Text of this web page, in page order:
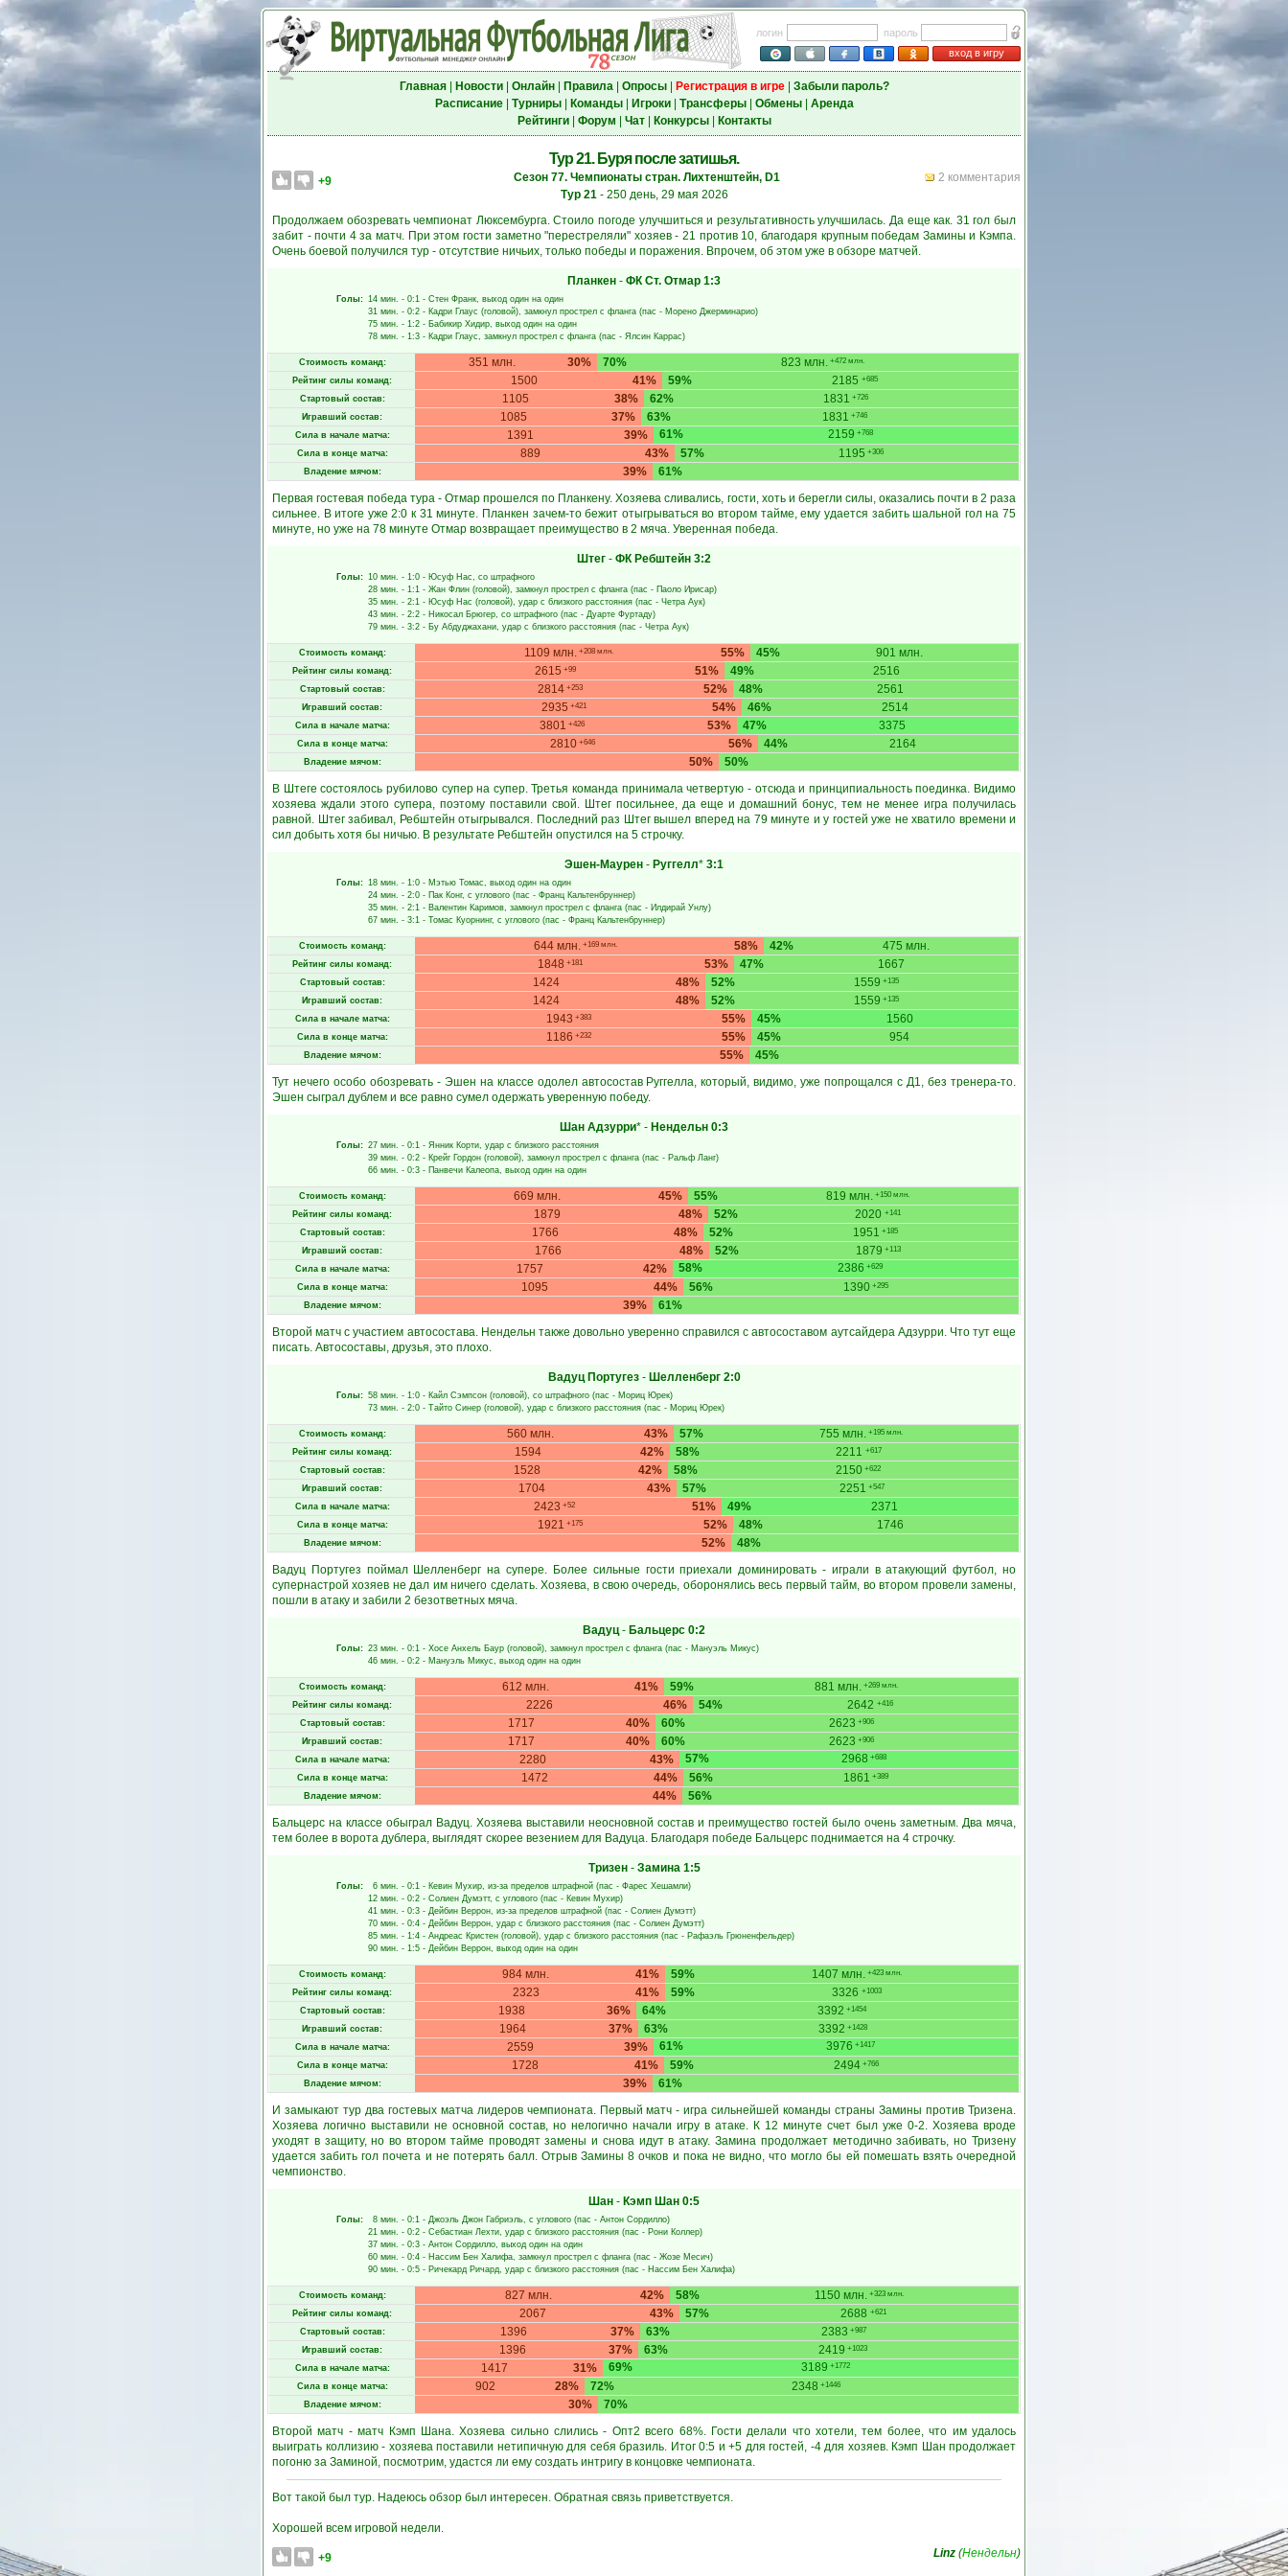
логин
пароль
вход в игру
Главная| Новости| Онлайн| Правила| Опросы| Регистрация в игре| Забыли пароль?
Расписание| Турниры| Команды| Игроки| Трансферы| Обмены| Аренда
Рейтинги| Форум Чат| Конкурсы| Контакты
Тур 21. Буря после затишья.
+9 2 комментария
Сезон 77. Чемпионаты стран. Лихтенштейн, D1
Тур 21- 250 день, 29 мая 2026
Продолжаем обозревать чемпионат Люксембурга. Стоило погоде улучшиться и результативность улучшилась. Да еще как. 31 гол был
забит - почти 4 за матч. При этом гости заметно "перестреляли" хозяев - 21 против 10, благодаря крупным победам Замины и Кэмпа.
Очень боевой получился тур - отсутствие ничьих, только победы и поражения. Впрочем, об этом уже в обзоре матчей.
Планкен - ФК Ст. Отмар 1:3
Голы: 14 мин. - 0:1 - Стен Франк, выход один на один
31 мин. - 0:2 - Кадри Глаус (головой), замкнул прострел с фланга (пас - Морено Джерминарио)
75 мин. - 1:2 - Бабикир Хидир, выход один на один
78 мин. - 1:3 - Кадри Глаус, замкнул прострел с фланга (пас - Ялсин Каррас)
Стоимость команд: 30%
351 млн. 70% 823 млн. +472 млн.
Рейтинг силы команд: 41%
1500 59% 2185 +685
Стартовый состав: 38%
1105 62% 1831 +726
Игравший состав: 37%
1085 63% 1831 +746
Сила в начале матча: 39%
1391 61% 2159 +768
Сила в конце матча: 43%
889 57% 1195 +306
Владение мячом: 39%
61%
Первая гостевая победа тура - Отмар прошелся по Планкену. Хозяева сливались, гости, хоть и берегли силы, оказались почти в 2 раза
сильнее. В итоге уже 2:0 к 31 минуте. Планкен зачем-то бежит отыгрываться во втором тайме, ему удается забить шальной гол на 75
минуте, но уже на 78 минуте Отмар возвращает преимущество в 2 мяча. Уверенная победа.
Штег - ФК Ребштейн 3:2
Голы: 10 мин. - 1:0 - Юсуф Нас, со штрафного
28 мин. - 1:1 - Жан Флин (головой), замкнул прострел с фланга (пас - Паоло Ирисар)
35 мин. - 2:1 - Юсуф Нас (головой), удар с близкого расстояния (пас - Четра Аук)
43 мин. - 2:2 - Никосал Брюгер, со штрафного (пас - Дуарте Фуртаду)
79 мин. - 3:2 - Бу Абдуджахани, удар с близкого расстояния (пас - Четра Аук)
Стоимость команд: 55%
1109 млн. +208 млн. 45% 901 млн.
Рейтинг силы команд: 51%
2615 +99 49% 2516
Стартовый состав: 52%
2814 +253 48% 2561
Игравший состав: 54%
2935 +421 46% 2514
Сила в начале матча: 53%
3801 +426 47% 3375
Сила в конце матча: 56%
2810+646 44% 2164
Владение мячом: 50%
50%
В Штеге состоялось рубилово супер на супер. Третья команда принимала четвертую - отсюда и принципиальность поединка. Видимо
хозяева ждали этого супера, поэтому поставили свой. Штег посильнее, да еще и домашний бонус, тем не менее игра получилась
равной. Штег забивал, Ребштейн отыгрывался. Последний раз Штег вышел вперед на 79 минуте и у гостей уже не хватило времени и
сил добыть хотя бы ничью. В результате Ребштейн опустился на 5 строчку.
Эшен-Маурен - Руггелл* 3:1
Голы: 18 мин. - 1:0 - Мэтью Томас, выход один на один
24 мин. - 2:0 - Пак Конг, с углового (пас - Франц Кальтенбруннер)
35 мин. - 2:1 - Валентин Каримов, замкнул прострел с фланга (пас - Илдирай Унлу)
67 мин. - 3:1 - Томас Куорнинг, с углового (пас - Франц Кальтенбруннер)
Стоимость команд: 58%
644 млн. +169 млн. 42% 475 млн.
Рейтинг силы команд: 53%
1848 +181 47% 1667
Стартовый состав: 48%
1424 52% 1559 +135
Игравший состав: 48%
1424 52% 1559 +135
Сила в начале матча: 55%
1943 +383 45% 1560
Сила в конце матча: 55%
1186 +232 45% 954
Владение мячом: 55%
45%
Тут нечего особо обозревать - Эшен на классе одолел автосостав Руггелла, который, видимо, уже попрощался с Д1, без тренера-то.
Эшен сыграл дублем и все равно сумел одержать уверенную победу.
Шан Адзурри* - Нендельн 0:3
Голы: 27 мин. - 0:1 - Янник Корти, удар с близкого расстояния
39 мин. - 0:2 - Крейг Гордон (головой), замкнул прострел с фланга (пас - Ральф Ланг)
66 мин. - 0:3 - Панвечи Калеопа, выход один на один
Стоимость команд: 45%
669 млн. 55% 819 млн. +150 млн.
Рейтинг силы команд: 48%
1879 52% 2020 +141
Стартовый состав: 48%
1766 52% 1951 +185
Игравший состав: 48%
1766 52% 1879 +113
Сила в начале матча: 42%
1757 58% 2386 +629
Сила в конце матча: 44%
1095 56% 1390+295
Владение мячом: 39%
61%
Второй матч с участием автосостава. Нендельн также довольно уверенно справился с автосоставом аутсайдера Адзурри. Что тут еще
писать. Автосоставы, друзья, это плохо.
Вадуц Португез- Шелленберг 2:0
Голы: 58 мин. - 1:0 - Кайл Сэмпсон (головой), со штрафного (пас - Мориц Юрек)
73 мин. - 2:0 - Тайто Синер (головой), удар с близкого расстояния (пас - Мориц Юрек)
Стоимость команд: 43%
560 млн. 57% 755 млн. +195 млн.
Рейтинг силы команд: 42%
1594 58% 2211 +617
Стартовый состав: 42%
1528 58% 2150+622
Игравший состав: 43%
1704 57% 2251 +547
Сила в начале матча: 51%
2423 +52 49% 2371
Сила в конце матча: 52%
1921 +175 48% 1746
Владение мячом: 52%
48%
Вадуц Португез поймал Шелленберг на супере. Более сильные гости приехали доминировать - играли в атакующий футбол, но
супернастрой хозяев не дал им ничего сделать. Хозяева, в свою очередь, оборонялись весь первый тайм, во втором провели замены,
пошли в атаку и забили 2 безответных мяча.
Вадуц- Бальцерс 0:2
Голы: 23 мин. - 0:1 - Хосе Анхель Баур (головой), замкнул прострел с фланга (пас - Мануэль Микус)
46 мин. - 0:2 - Мануэль Микус, выход один на один
Стоимость команд: 41%
612 млн. 59% 881 млн. +269 млн.
Рейтинг силы команд: 46%
2226 54% 2642 +416
Стартовый состав: 40%
1717 60% 2623 +906
Игравший состав: 40%
1717 60% 2623 +906
Сила в начале матча: 43%
2280 57% 2968 +688
Сила в конце матча: 44%
1472 56% 1861 +389
Владение мячом: 44%
56%
Бальцерс на классе обыграл Вадуц. Хозяева выставили неосновной состав и преимущество гостей было очень заметным. Два мяча,
тем более в ворота дублера, выглядят скорее везением для Вадуца. Благодаря победе Бальцерс поднимается на 4 строчку.
Тризен- Замина 1:5
Голы: 6 мин. - 0:1 - Кевин Мухир, из-за пределов штрафной (пас - Фарес Хешамли)
12 мин. - 0:2 - Солиен Думэтт, с углового (пас - Кевин Мухир)
41 мин. - 0:3 - Дейбин Веррон, из-за пределов штрафной (пас - Солиен Думэтт)
70 мин. - 0:4 - Дейбин Веррон, удар с близкого расстояния (пас - Солиен Думэтт)
85 мин. - 1:4 - Андреас Кристен (головой), удар с близкого расстояния (пас - Рафаэль Грюненфельдер)
90 мин. - 1:5 - Дейбин Веррон, выход один на один
Стоимость команд: 41%
984 млн. 59% 1407 млн. +423 млн.
Рейтинг силы команд: 41%
2323 59% 3326 +1003
Стартовый состав: 36%
1938 64% 3392 +1454
Игравший состав: 37%
1964 63% 3392 +1428
Сила в начале матча: 39%
2559 61% 3976 +1417
Сила в конце матча: 41%
1728 59% 2494 +766
Владение мячом: 39%
61%
И замыкают тур два гостевых матча лидеров чемпионата. Первый матч - игра сильнейшей команды страны Замины против Тризена.
Хозяева логично выставили не основной состав, но нелогично начали игру в атаке. К 12 минуте счет был уже 0-2. Хозяева вроде
уходят в защиту, но во втором тайме проводят замены и снова идут в атаку. Замина продолжает методично забивать, но Тризену
удается забить гол почета и не потерять балл. Отрыв Замины 8 очков и пока не видно, что могло бы ей помешать взять очередной
чемпионство.
Шан - Кэмп Шан 0:5
Голы: 8 мин. - 0:1 - Джоэль Джон Габриэль, с углового (пас - Антон Сордилло)
21 мин. - 0:2 - Себастиан Лехти, удар с близкого расстояния (пас - Рони Коллер)
37 мин. - 0:3 - Антон Сордилло, выход один на один
60 мин. - 0:4 - Нассим Бен Халифа, замкнул прострел с фланга (пас - Жозе Месич)
90 мин. - 0:5 - Ричекард Ричард, удар с близкого расстояния (пас - Нассим Бен Халифа)
Стоимость команд: 42%
827 млн. 58% 1150 млн. +323 млн.
Рейтинг силы команд: 43%
2067 57% 2688 +621
Стартовый состав: 37%
1396 63% 2383 +987
Игравший состав: 37%
1396 63% 2419 +1023
Сила в начале матча: 31%
1417 69% 3189 +1772
Сила в конце матча: 28%
902 72% 2348 +1446
Владение мячом: 30%
70%
Второй матч - матч Кэмп Шана. Хозяева сильно слились - Опт2 всего 68%. Гости делали что хотели, тем более, что им удалось
выиграть коллизию - хозяева поставили нетипичную для себя бразиль. Итог 0:5 и +5 для гостей, -4 для хозяев. Кэмп Шан продолжает
погоню за Заминой, посмотрим, удастся ли ему создать интригу в концовке чемпионата.
Вот такой был тур. Надеюсь обзор был интересен. Обратная связь приветствуется.
Хорошей всем игровой недели.
+9 Linz (Нендельн)